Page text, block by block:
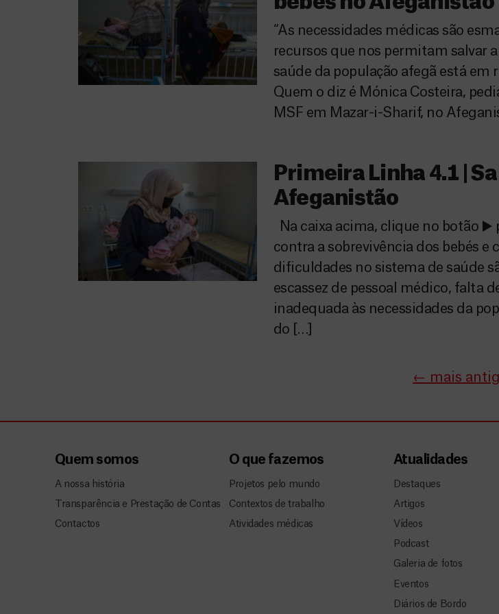
“As necessidades médicas são
recursos que nos permitam salvar
saúde da população afegã está em
Quem o diz é Mónica Costeira,
MSF em Mazar-i-Sharif, no
Primeira Linha 4.1 |
Afeganistão
Na caixa acima, clique no botão ▶️
contra a sobrevivência dos bebés e
dificuldades no sistema de saúde
escassez de pessoal médico, falta
inadequada às necessidades da
do […]
← mais
Quem somos
A nossa história
Transparência e Prestação de Contas
Contactos
O que fazemos
Projetos pelo mundo
Contextos de trabalho
Atividades médicas
Atualidades
Destaques
Artigos
Vídeos
Podcast
Galeria de fotos
Eventos
Diários de Bordo